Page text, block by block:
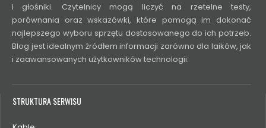
i głośniki. Czytelnicy mogą liczyć na rzetelne testy,
porównania oraz wskazówki, które pomogą im dokonać
najlepszego wyboru sprzętu dostosowanego do ich potrzeb.
Blog jest idealnym źródłem informacji zarówno dla laików, jak
i zaawansowanych użytkowników technologii.
STRUKTURA SERWISU